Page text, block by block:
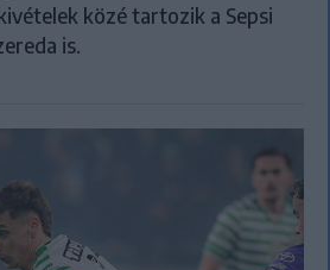
közé tartozik a Sepsi
is.